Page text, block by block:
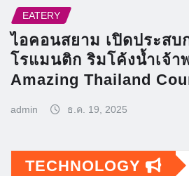
EATERY
ไอคอนสยาม เปิดประส
โรแมนติก ริมโค้งน้ำเจ้า
Amazing Thailand
admin ธ.ค. 19, 2025
TECHNOLOGY